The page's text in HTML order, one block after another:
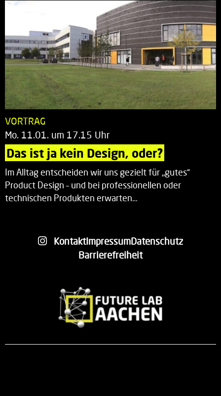
VORTRAG
Mo. 11.01. um 17.15 Uhr
Das ist ja kein Design, oder?
Im Alltag entscheiden wir uns gezielt für „gutes“
Product Design – und bei professionellen oder
technischen Produkten erwarten…
KontaktImpressumDatenschutz
Barrierefreiheit